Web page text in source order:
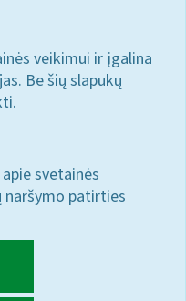
veikimui ir įgalina
Be šių slapukų
svetainės
naršymo patirties